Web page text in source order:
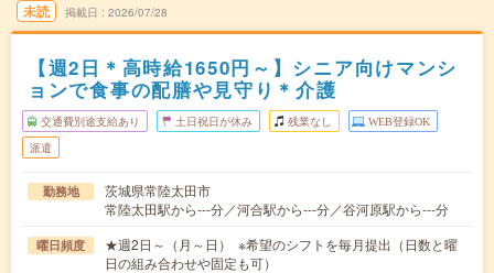
未読 掲載日 2026/07/28
【週2日＊高時給1650円～】シニア向けマンシ
ョンで食事の配膳や見守り＊介護
交通費別途支給あり 土日祝日が休み 残業なし WEB登録OK
派遣
勤務地
茨城県常陸太田市
常陸太田駅から---分／河合駅から---分／谷河原駅から---分
曜日頻度
★週2日～（月～日） ※希望のシフトを毎月提出（日数と曜
日の組み合わせや固定も可）